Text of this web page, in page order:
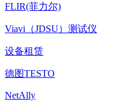
FLIR(菲力尔)
Viavi（JDSU）测试仪
设备租赁
德图TESTO
NetAlly